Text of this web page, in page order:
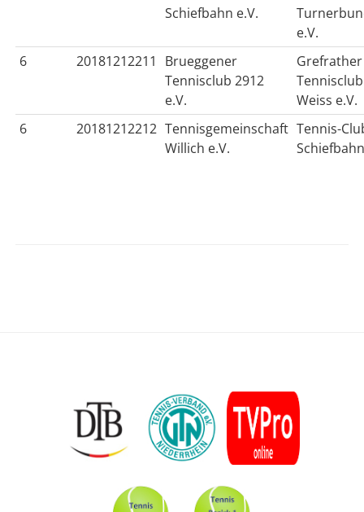
Schiefbahn e.V.
e.V.
6
20181212211
Brueggener
Tennisclub 2912
e.V.
Grefrather
Weiss e.V.
6
20181212212 Tennisgemeinschaft
Willich e.V.
Tennis-
Content